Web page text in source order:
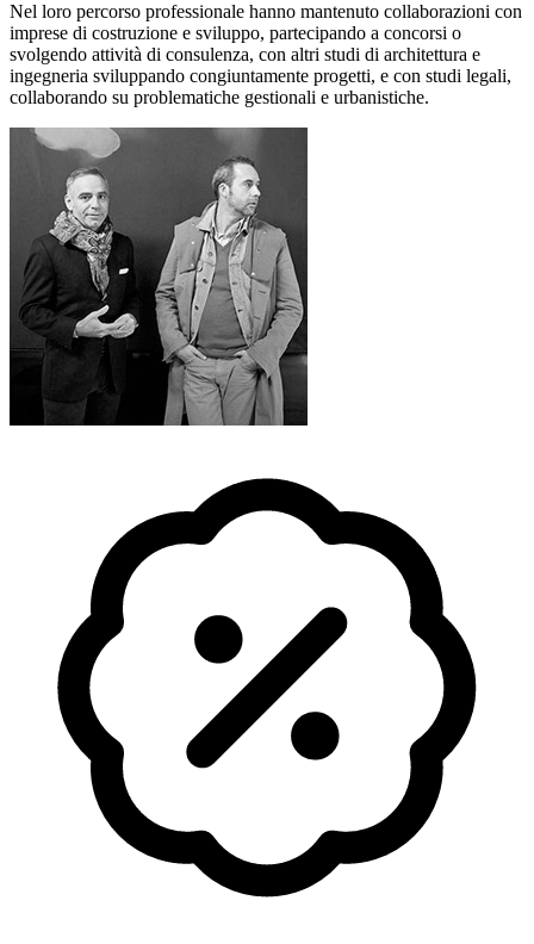
Nel loro percorso professionale hanno mantenuto collaborazioni con
imprese di costruzione e sviluppo, partecipando a concorsi o
svolgendo attività di consulenza, con altri studi di architettura e
ingegneria sviluppando congiuntamente progetti, e con studi legali,
collaborando su problematiche gestionali e urbanistiche.